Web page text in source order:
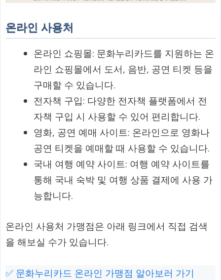
온라인 사용처
온라인 쇼핑몰: 문화누리카드를 지원하는 온
라인 쇼핑몰에서 도서, 음반, 공연 티켓 등을
구매할 수 있습니다.
전자책 구입: 다양한 전자책 플랫폼에서 전
자책 구입 시 사용할 수 있어 편리합니다.
영화, 공연 예매 사이트: 온라인으로 영화나
공연 티켓을 예매할 때 사용할 수 있습니다.
국내 여행 예약 사이트: 여행 예약 사이트를
통해 국내 숙박 및 여행 상품 결제에 사용 가
능합니다.
온라인 사용처 가맹점은 아래 링크에서 직접 검색
을 해보실 수가 있습니다.
✅ 문화누리카드 온라인 가맹점 알아보러 가기